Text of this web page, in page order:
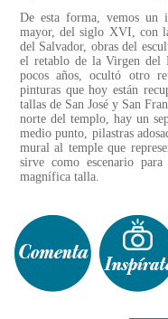
De esta forma, vemos un
mayor, del siglo XVI, con
del Salvador, obras del
el retablo de la Virgen del
pocos años, ocultó otro
pinturas que hoy están
tallas de San José y San
norte del templo, hay un
medio punto, pilastras
mural al temple que
sirve como escenario
magnífica talla.